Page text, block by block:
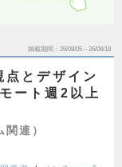
掲載期間 26/08/05～26/08/18
点とデザイン
ート週2以上
連）